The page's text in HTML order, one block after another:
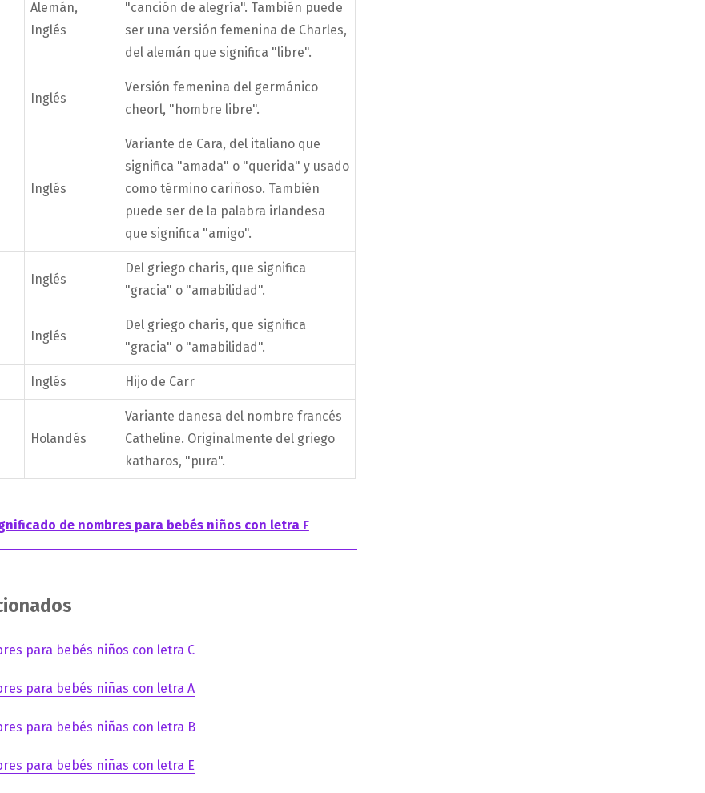
Alemán,
Inglés
"canción de alegría". También puede
ser una versión femenina de Charles,
del alemán que significa "libre".
Inglés
Versión femenina del germánico
cheorl, "hombre libre".
Inglés
Variante de Cara, del italiano que
significa "amada" o "querida" y usado
como término cariñoso. También
puede ser de la palabra irlandesa
que significa "amigo".
Inglés
Del griego charis, que significa
"gracia" o "amabilidad".
Inglés
Del griego charis, que significa
"gracia" o "amabilidad".
Inglés Hijo de Carr
Holandés
Variante danesa del nombre francés
Catheline. Originalmente del griego
katharos, "pura".
de nombres para bebés niños con letra F
para bebés niños con letra C
para bebés niñas con letra A
para bebés niñas con letra B
para bebés niñas con letra E